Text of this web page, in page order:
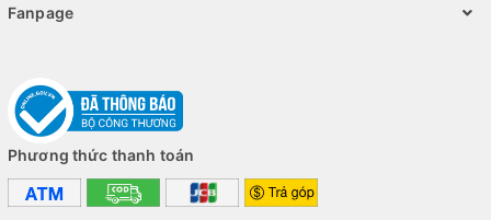
Fanpage
Phương thức thanh toán